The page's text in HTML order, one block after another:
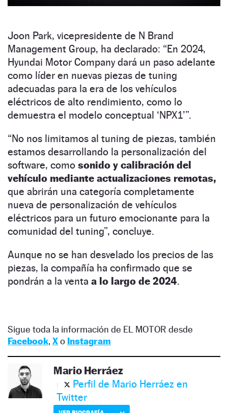
Joon Park, vicepresidente de N Brand
Management Group, ha declarado: “En 2024,
Hyundai Motor Company dará un paso adelante
como líder en nuevas piezas de tuning
adecuadas para la era de los vehículos
eléctricos de alto rendimiento, como lo
demuestra el modelo conceptual ‘NPX1’”.
“No nos limitamos al tuning de piezas, también
estamos desarrollando la personalización del
software, como sonido y calibración del
vehículo mediante actualizaciones remotas,
que abrirán una categoría completamente
nueva de personalización de vehículos
eléctricos para un futuro emocionante para la
comunidad del tuning”, concluye.
Aunque no se han desvelado los precios de las
piezas, la compañía ha confirmado que se
pondrán a la venta a lo largo de 2024.
Sigue toda la información de EL MOTOR desde
Facebook, Xo Instagram
Mario Herráez
Perfil de Mario Herráez en
Twitter